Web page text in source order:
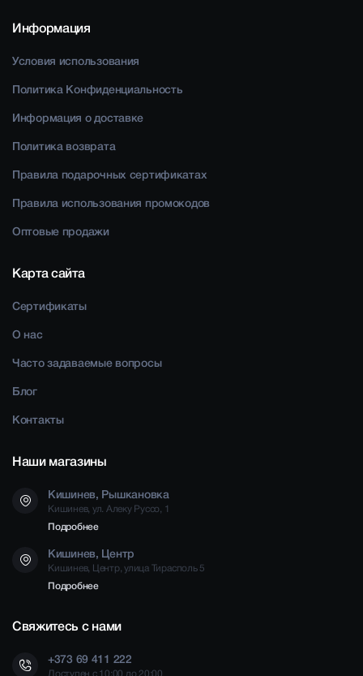
Информация
Условия использования
Политика Конфиденциальность
Информация о доставке
Политика возврата
Правила подарочных сертификатах
Правила использования промокодов
Оптовые продажи
Карта сайта
Сертификаты
О нас
Часто задаваемые вопросы
Блог
Контакты
Наши магазины
Кишинев, Рышкановка
Кишинев, ул. Алеку Руссо, 1
Подробнее
Кишинев, Центр
Кишинев, Центр, улица Тирасполь 5
Подробнее
Свяжитесь с нами
+373 69 411 222
Доступен с 10:00 до 20:00